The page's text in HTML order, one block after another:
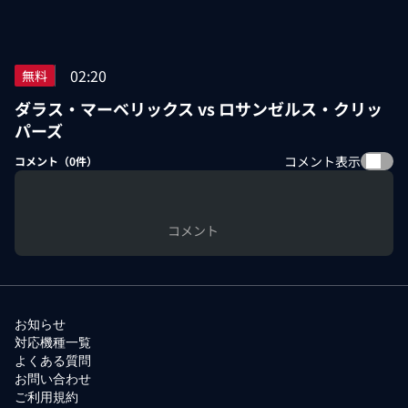
無料 02:20
ダラス・マーベリックス vs ロサンゼルス・クリッ
パーズ
コメント（0件） コメント表示
コメント
お知らせ
対応機種一覧
よくある質問
お問い合わせ
ご利用規約